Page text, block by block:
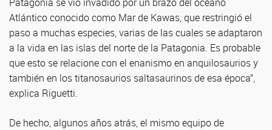
Atlántico conocido como Mar de Kawas, que restringió el
paso a muchas especies, varias de las cuales se adaptaron
a la vida en las islas del norte de la Patagonia. Es probable
que esto se relacione con el enanismo en anquilosaurios y
también en los titanosaurios saltasaurinos de esa época”,
explica Riguetti.
De hecho, algunos años atrás, el mismo equipo de